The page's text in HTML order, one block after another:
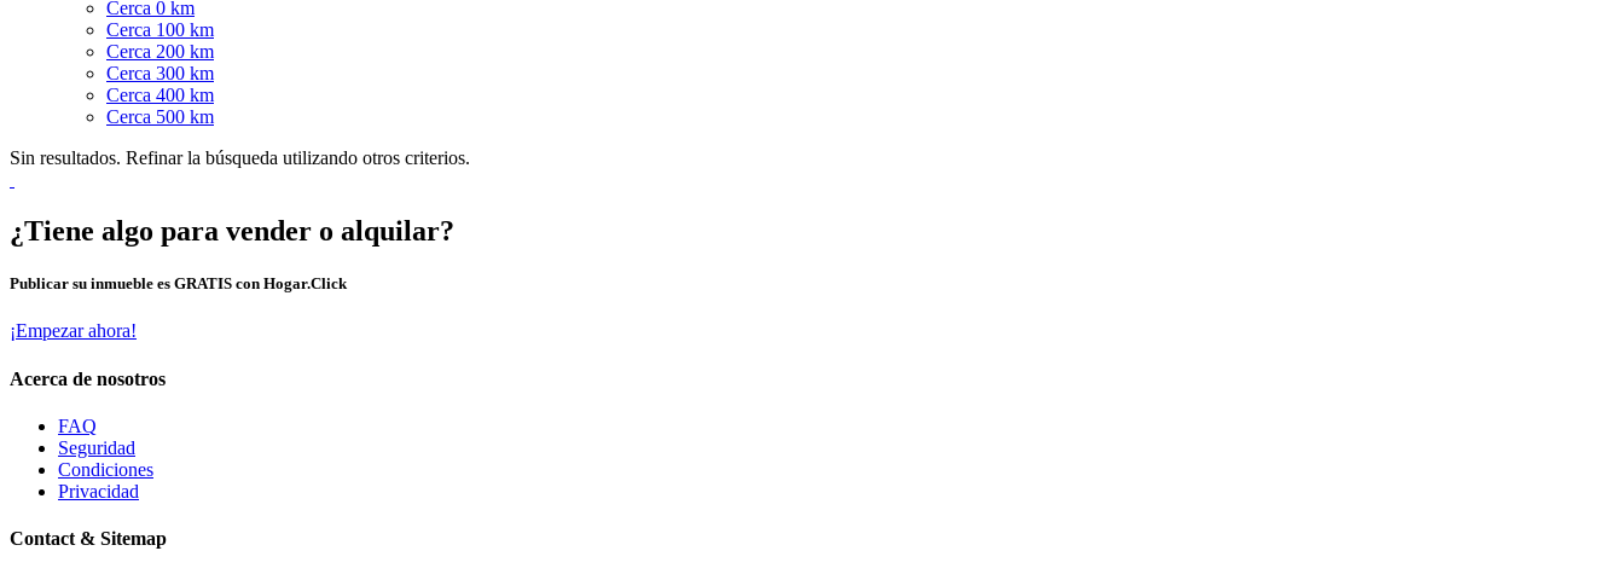
Cerca 0 km
Cerca 100 km
Cerca 200 km
Cerca 300 km
Cerca 400 km
Cerca 500 km
Sin resultados. Refinar la búsqueda utilizando otros criterios.
¿Tiene algo para vender o alquilar?
Publicar su inmueble es GRATIS con Hogar.Click
¡Empezar ahora!
Acerca de nosotros
FAQ
Seguridad
Condiciones
Privacidad
Contact & Sitemap